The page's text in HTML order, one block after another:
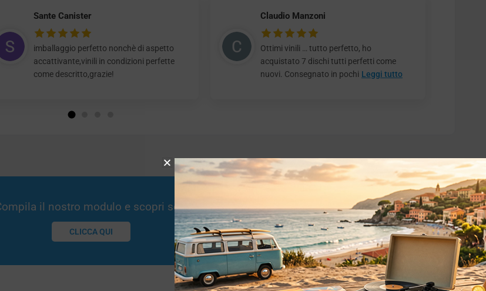
Sante Canister
imballaggio perfetto nonchè di aspetto
accattivante,vinili in condizioni perfette
come descritto,grazie!
Claudio Manzoni
Ottimi vinili … tutto perfetto, ho
acquistato 7 dischi tutti perfetti come
nuovi. Consegnato in pochi Leggi tutto
il nostro modulo e scopri se potremmo essere interessati!
CLICCA QUI